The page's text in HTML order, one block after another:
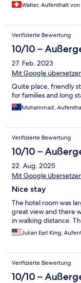
Walter, Aufenthalt von
Verifizierte Bewertung
10/10 –
27. Feb. 2023
Mit Google
Quite place, friendly
for families and long
Mohammad,
Verifizierte Bewertung
10/10 –
22. Aug. 2025
Mit Google
Nice stay
The hotel room was
great view and there
in walking distance.
Julian Earl King,
Verifizierte Bewertung
10/10 –